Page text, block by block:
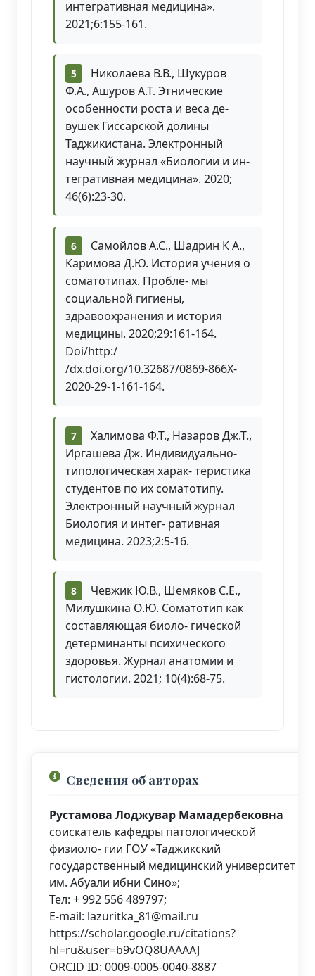
интегративная медицина».
2021;6:155-161.
Николаева В.В., Шукуров
Ф.А., Ашуров А.Т. Этнические
особенности роста и веса де-
вушек Гиссарской долины
Таджикистана. Электронный
научный журнал «Биологии и ин-
тегративная медицина». 2020;
46(6):23-30.
Самойлов А.С., Шадрин К А.,
Каримова Д.Ю. История учения о
соматотипах. Пробле- мы
социальной гигиены,
здравоохранения и история
медицины. 2020;29:161-164.
Doi/http:/
/dx.doi.org/10.32687/0869-866X-
2020-29-1-161-164.
Халимова Ф.Т., Назаров Дж.Т.,
Иргашева Дж. Индивидуально-
типологическая харак- теристика
студентов по их соматотипу.
Электронный научный журнал
Биология и интег- ративная
медицина. 2023;2:5-16.
Чевжик Ю.В., Шемяков С.Е.,
Милушкина О.Ю. Соматотип как
составляющая биоло- гической
детерминанты психического
здоровья. Журнал анатомии и
гистологии. 2021; 10(4):68-75.
Сведения об авторах
Рустамова Лоджувар Мамадербековна
соискатель кафедры патологической
физиоло- гии ГОУ «Таджикский
государственный медицинский университет
им. Абуали ибни Сино»;
Тел: + 992 556 489797;
E-mail: lazuritka_81@mail.ru
https://scholar.google.ru/citations?
hl=ru&user=b9vOQ8UAAAAJ
ORCID ID: 0009-0005-0040-8887